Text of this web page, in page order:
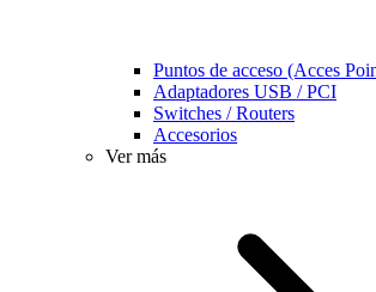
Puntos de acceso (Acces
Adaptadores USB / PCI
Switches / Routers
Accesorios
Ver más